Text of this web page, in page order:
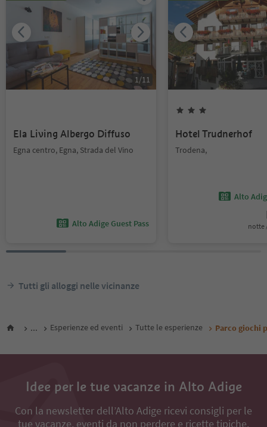
1/11
Ela Living Albergo Diffuso
Egna centro, Egna, Strada del Vino
Alto Adige Guest Pass
Hotel Trudnerhof
Trodena,
Alto
notte
Tutti gli alloggi nelle vicinanze
... Esperienze ed eventi Tutte le esperienze Parco giochi
Idee per le tue vacanze in Alto Adige
Con la newsletter dell’Alto Adige ricevi consigli per le
tue vacanze, eventi da non perdere e ricette tipiche.